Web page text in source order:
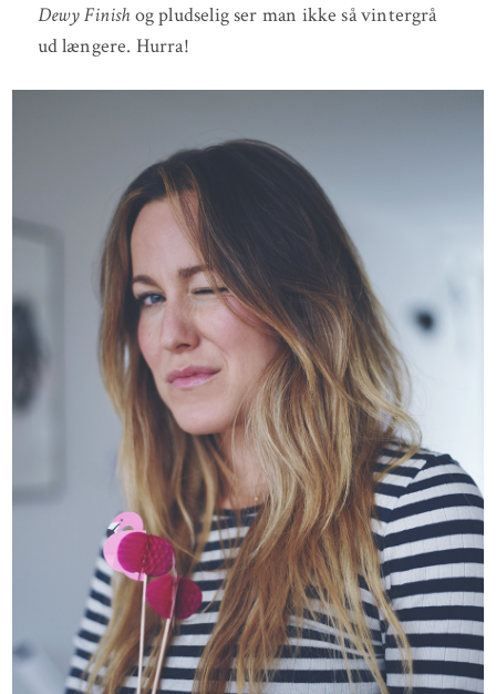
Dewy Finishog pludselig ser man ikke så vintergrå
ud længere. Hurra!